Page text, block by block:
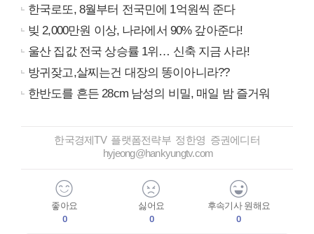
한국로또, 8월부터 전국민에 1억원씩 준다
빚 2,000만원 이상, 나라에서 90% 갚아준다!
울산 집값 전국 상승률 1위… 신축 지금 사라!
방귀잦고,살찌는건 대장의 똥이아니라??
한반도를 흔든 28cm 남성의 비밀, 매일 밤 즐거워
한국경제TV 플랫폼전략부 정한영 증권에디터
hyjeong@hankyungtv.com
좋아요
0
싫어요
0
후속기사 원해요
0